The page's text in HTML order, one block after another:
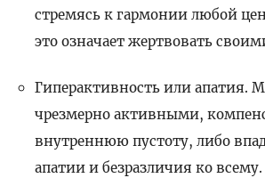
стремясь к гармонии любой
это означает жертвовать
Гиперактивность или апатия.
чрезмерно активными,
внутреннюю пустоту, либо
апатии и безразличия ко всему.